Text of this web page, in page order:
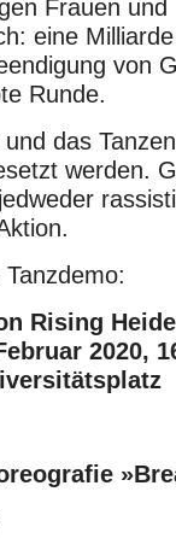
Frauen und
eine
von
Runde.
das
werden.
Rising
2020,